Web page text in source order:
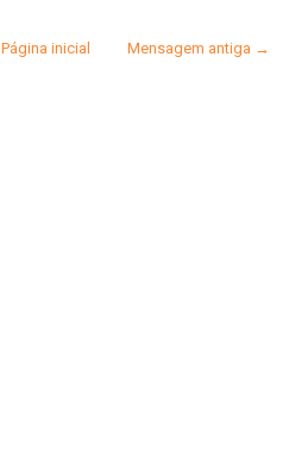
Mensagem antiga →
Página inicial